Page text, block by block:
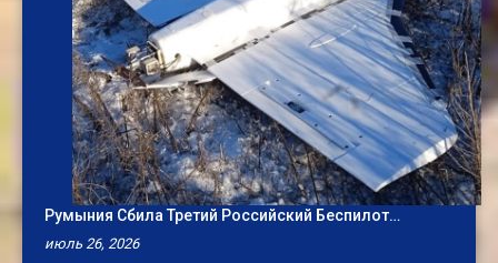
Румыния Сбила Третий Российский Беспилот…
июль 26, 2026